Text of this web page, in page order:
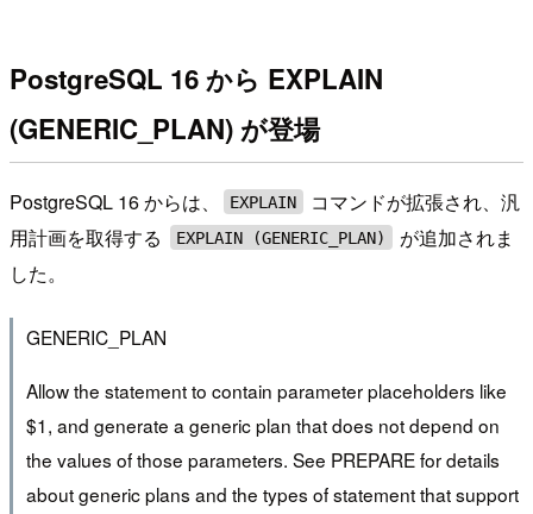
PostgreSQL 16 から EXPLAIN
(GENERIC_PLAN) が登場
PostgreSQL 16 からは、 EXPLAIN
コマンドが拡張され、汎
用計画を取得する
EXPLAIN (GENERIC_PLAN)
が追加されま
した。
GENERIC_PLAN
Allow the statement to contain parameter placeholders like
$1, and generate a generic plan that does not depend on
the values of those parameters. See PREPARE for details
about generic plans and the types of statement that support